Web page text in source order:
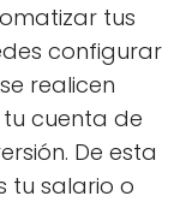
tus
configurar
realicen
cuenta de
De esta
tu salario o